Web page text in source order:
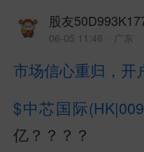
股友
06-05 11:46 · 广东
市场信心重归，开
$中芯国际
亿？？？？